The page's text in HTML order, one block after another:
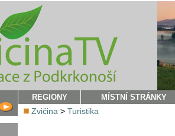
REGIONY MÍSTNÍ STRÁNKY
Zvičina > Turistika